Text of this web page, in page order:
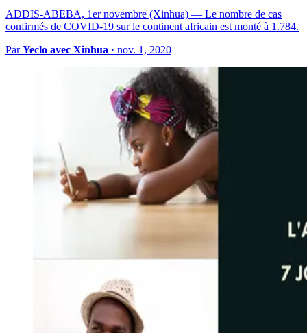
ADDIS-ABEBA, 1er novembre (Xinhua) — Le nombre de cas
confirmés de COVID-19 sur le continent africain est monté à 1.784.
ParYeclo avec Xinhua · nov. 1, 2020